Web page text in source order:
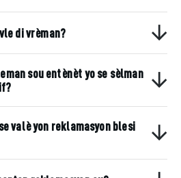
di vrèman?
sou entènèt yo se sèlman
valè yon reklamasyon blesi